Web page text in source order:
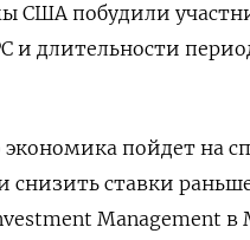
США побудили
и длительности
пойдет на
снизить ставки
Management